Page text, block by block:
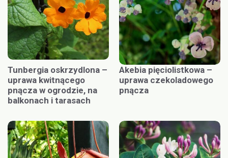
Tunbergia oskrzydlona –
uprawa kwitnącego
pnącza w ogrodzie, na
balkonach i tarasach
Akebia pięciolistkowa –
uprawa czekoladowego
pnącza